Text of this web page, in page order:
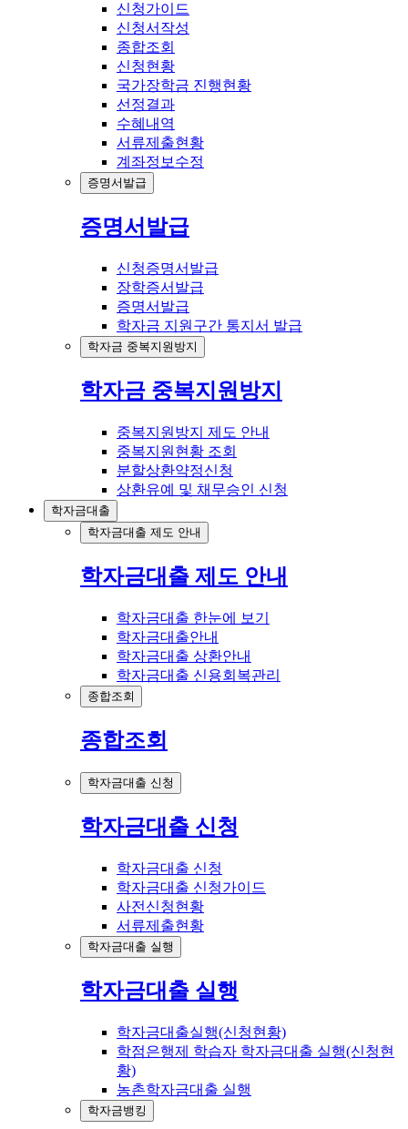
신청가이드
신청서작성
종합조회
신청현황
국가장학금 진행현황
선정결과
수혜내역
서류제출현황
계좌정보수정
증명서발급
증명서발급
신청증명서발급
장학증서발급
증명서발급
학자금 지원구간 통지서 발급
학자금 중복지원방지
학자금 중복지원방지
중복지원방지 제도 안내
중복지원현황 조회
분할상환약정신청
상환유예 및 채무승인 신청
학자금대출
학자금대출 제도 안내
학자금대출 제도 안내
학자금대출 한눈에 보기
학자금대출안내
학자금대출 상환안내
학자금대출 신용회복관리
종합조회
종합조회
학자금대출 신청
학자금대출 신청
학자금대출 신청
학자금대출 신청가이드
사전신청현황
서류제출현황
학자금대출 실행
학자금대출 실행
학자금대출실행(신청현황)
학점은행제 학습자 학자금대출 실행(신청현
황)
농촌학자금대출 실행
학자금뱅킹